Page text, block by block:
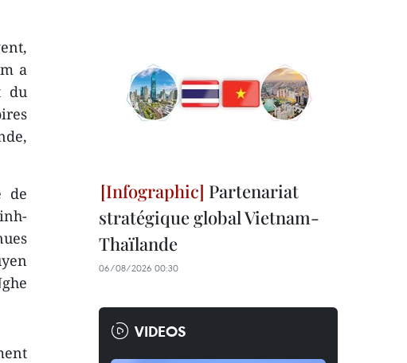
a
du
de
Partenariat
stratégique global Vietnam-
Thaïlande
06/08/2026 00:30
VIDEOS